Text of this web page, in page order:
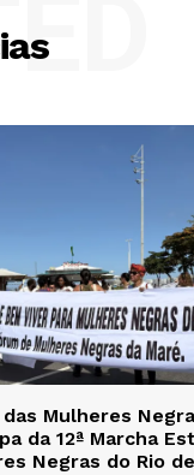
das Mulheres
da 12ª Marcha
Negras do Rio